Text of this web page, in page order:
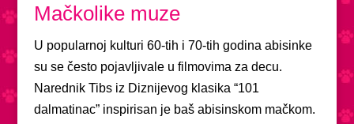
Mačkolike muze
U popularnoj kulturi 60-tih i 70-tih godina abisinke
su se često pojavljivale u filmovima za decu.
Narednik Tibs iz Diznijevog klasika “101
dalmatinac” inspirisan je baš abisinskom mačkom.